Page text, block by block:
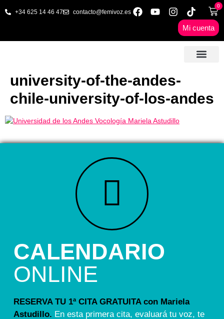
+34 625 14 46 47 contacto@femivoz.es
0
Mi cuenta
university-of-the-andes-
chile-university-of-los-andes
CALENDARIO
ONLINE
RESERVA TU 1ª CITA GRATUITA con Mariela
Astudillo. En esta primera cita, evaluará tu voz, te